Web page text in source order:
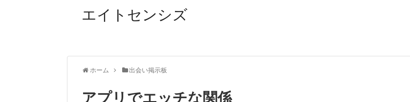
エイトセンシズ
ホーム 出会い掲示板
アプリでエッチな関係